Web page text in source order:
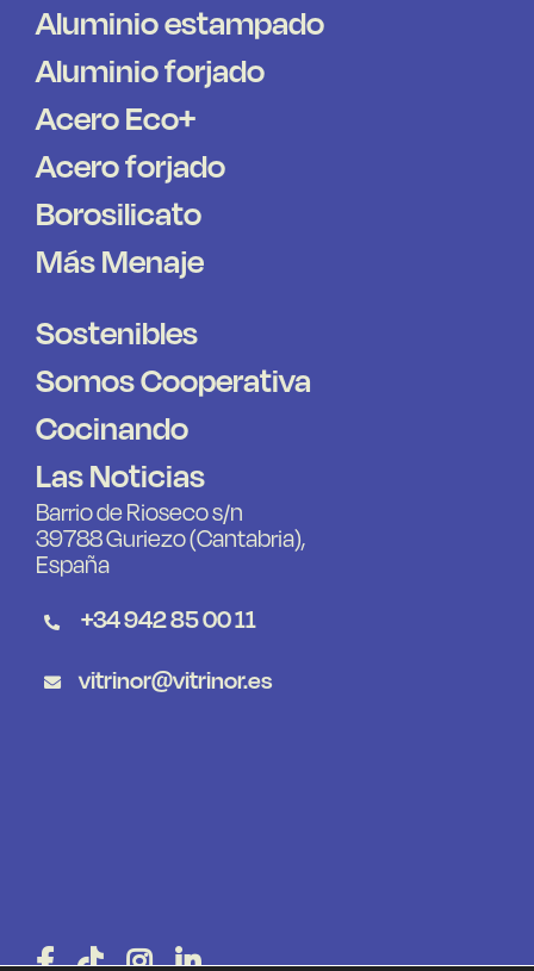
Aluminio estampado
Aluminio forjado
Acero Eco+
Acero forjado
Borosilicato
Más Menaje
Sostenibles
Somos Cooperativa
Cocinando
Las Noticias
Barrio de Rioseco s/n
39788 Guriezo (Cantabria),
España
+34 942 85 00 11
vitrinor@vitrinor.es